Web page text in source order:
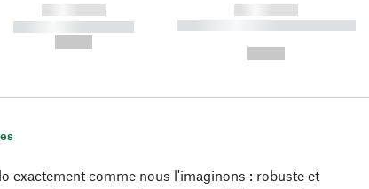
------------
----------- -----------
------------
----------- ----------- ----------
exactement comme nous l'imaginons : robuste et